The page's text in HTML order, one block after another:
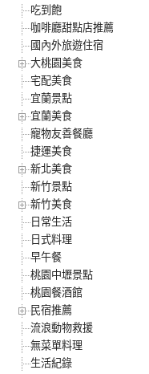
吃到飽
咖啡廳甜點店推薦
國內外旅遊住宿
大桃園美食
宅配美食
宜蘭景點
宜蘭美食
寵物友善餐廳
捷運美食
新北美食
新竹景點
新竹美食
日常生活
日式料理
早午餐
桃園中壢景點
桃園餐酒館
民宿推薦
流浪動物救援
無菜單料理
生活紀錄